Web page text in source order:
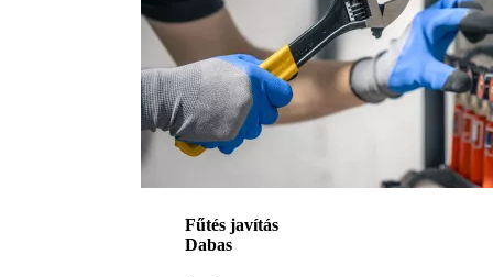
Fűtés javítás
Dabas